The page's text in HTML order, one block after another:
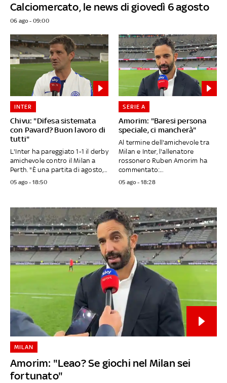
Calciomercato, le news di giovedì 6 agosto
06 ago - 09:00
Chivu: "Difesa sistemata
con Pavard? Buon lavoro di
tutti"
INTER
L'Inter ha pareggiato 1-1 il derby
amichevole contro il Milan a
Perth. "È una partita di agosto,...
05 ago - 18:50
Amorim: "Baresi persona
speciale, ci mancherà"
SERIE A
Al termine dell'amichevole tra
Milan e Inter, l'allenatore
rossonero Ruben Amorim ha
commentato:...
05 ago - 18:28
Amorim: "Leao? Se giochi nel Milan sei
fortunato"
MILAN